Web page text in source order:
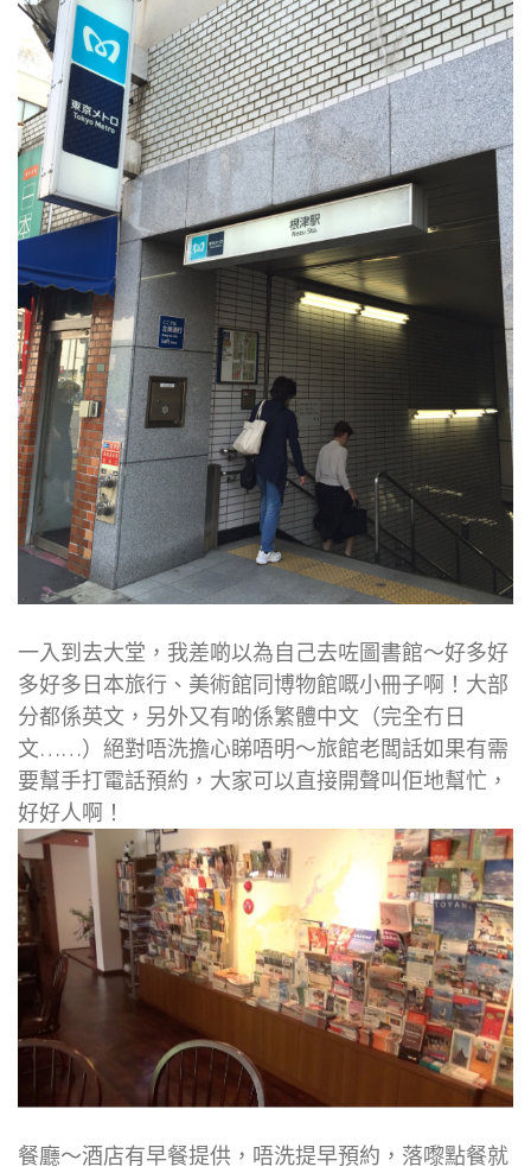
一入到去大堂，我差啲以為自己去咗圖書館～好多好
多好多日本旅行、美術館同博物館嘅小冊子啊！大部
分都係英文，另外又有啲係繁體中文（完全冇日
文……）絕對唔洗擔心睇唔明～旅館老闆話如果有需
要幫手打電話預約，大家可以直接開聲叫佢地幫忙，
好好人啊！
餐廳～酒店有早餐提供，唔洗提早預約，落嚟點餐就